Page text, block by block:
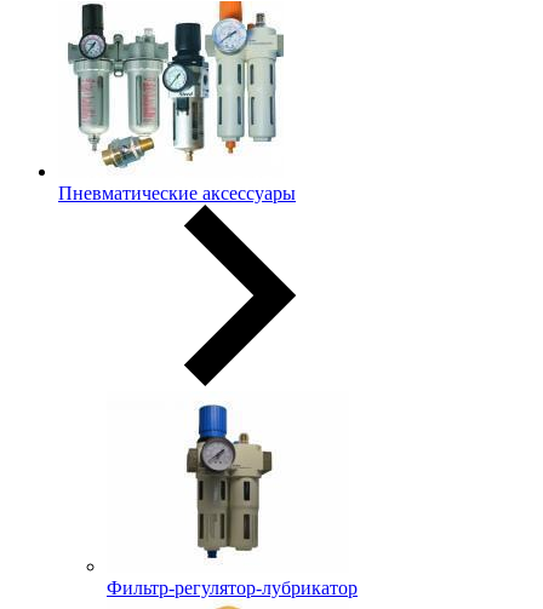
Пневматические аксессуары
Фильтр-регулятор-лубрикатор